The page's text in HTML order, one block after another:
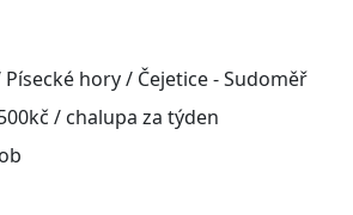
Písecké hory / Čejetice - Sudoměř
/ chalupa za týden